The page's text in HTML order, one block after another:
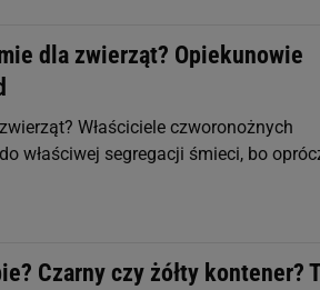
dla zwierząt? Opiekunowie
Właściciele czworonożnych
właściwej segregacji śmieci, bo
Czarny czy żółty kontener?